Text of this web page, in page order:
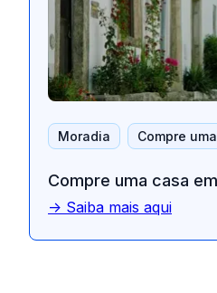
Moradia Compre
Compre uma casa
-> Saiba mais aqui